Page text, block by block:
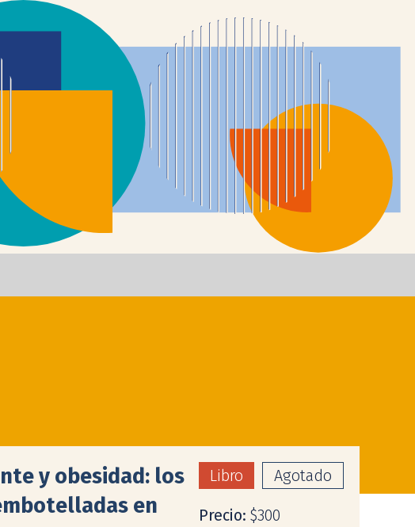
y obesidad: los
en
Libro Agotado
Precio: $300